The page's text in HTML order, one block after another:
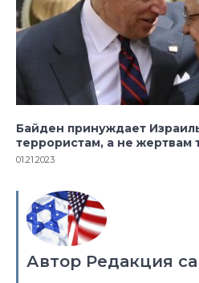
Байден принуждает
террористам, а не жертвам
01.21.2023
Автор Редакция